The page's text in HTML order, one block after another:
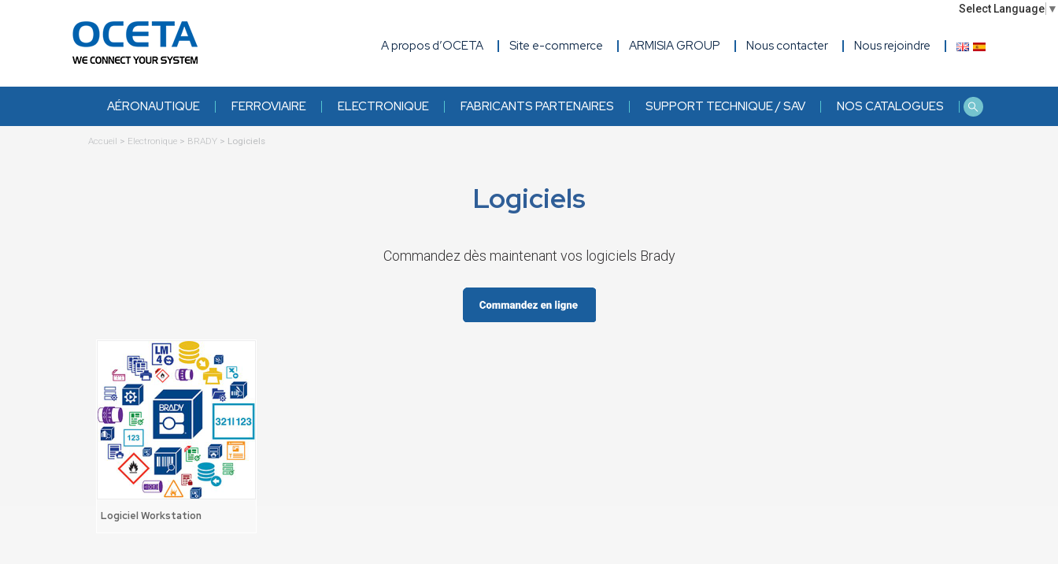
Select Language ▼
A propos d’OCETA Site e-commerce ARMISIA GROUP Nous contacter Nous rejoindre
AÉRONAUTIQUE FERROVIAIRE ELECTRONIQUE FABRICANTS PARTENAIRES SUPPORT TECHNIQUE / SAV NOS CATALOGUES
Accueil > Electronique > BRADY > Logiciels
Logiciels
Commandez dès maintenant vos logiciels Brady
Logiciel Workstation